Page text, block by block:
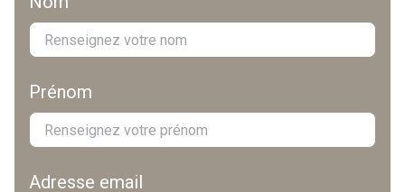
Prénom
Adresse email